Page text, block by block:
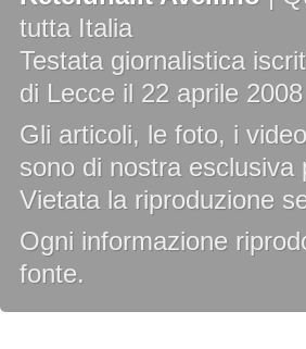
tutta Italia
Testata giornalistica
di Lecce il 22 aprile 2008
Gli articoli, le foto, i
sono di nostra esclusiva
Vietata la riproduzione
Ogni informazione
fonte.